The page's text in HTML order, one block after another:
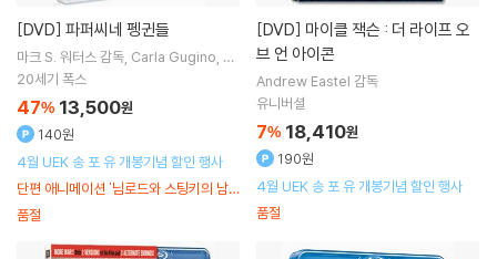
[DVD] 파퍼씨네 펭귄들
마크 S. 워터스 감독 Carla Gugino Ji
m Carrey출연
20세기 폭스
단편 애니메이션 '님로드와 스팅키의 남극
어드벤처' 수록
47% 13,500원
140원
4월 UEK 송 포 유 개봉기념 할인 행사
품절
[DVD]
브 언 아이콘
Andrew Eastel 감독
유니버셜
7% 18,410원
190원
4월 UEK 송 포 유 개봉기념 할인 행사
품절